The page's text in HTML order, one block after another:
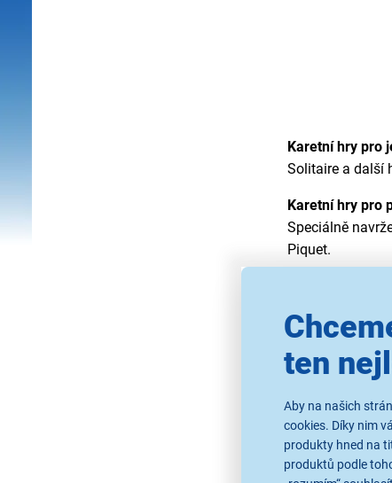
ten
Aby na našich
cookies. Díky nim
produkty hned na
produktů podle
Karetní hry pro
Solitaire a další
Karetní hry pro
Speciálně
Piquet.
Zábavné,
Kvarteto,
schopnosti.
Karetní hry pro
Hry s
pexeso v
Karetní hry s
Ideální pro